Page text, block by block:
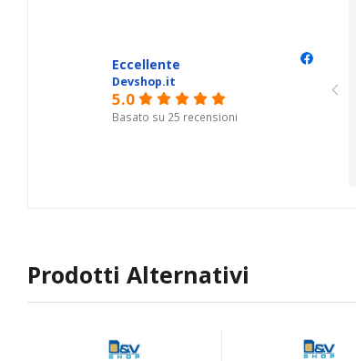
Eccellente
Devshop.it
5.0
Basato su 25 recensioni
Prodotti Alternativi